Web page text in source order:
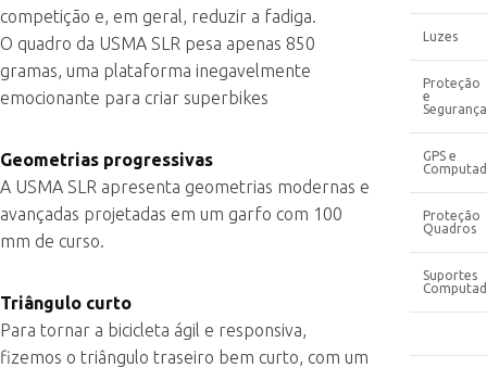
competição e, em geral, reduzir a fadiga.
O quadro da USMA SLR pesa apenas 850
gramas, uma plataforma inegavelmente
emocionante para criar superbikes
Geometrias progressivas
A USMA SLR apresenta geometrias modernas e
avançadas projetadas em um garfo com 100
mm de curso.
Triângulo curto
Para tornar a bicicleta ágil e responsiva,
fizemos o triângulo traseiro bem curto, com um
Luzes
Proteção
e
Segurança
GPS e
Proteção
Quadros
Suportes